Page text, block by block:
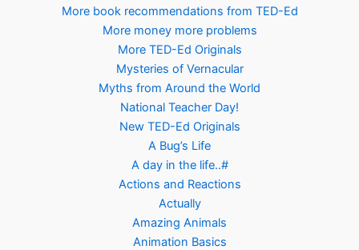
More book recommendations from TED-Ed
More money more problems
More TED-Ed Originals
Mysteries of Vernacular
Myths from Around the World
National Teacher Day!
New TED-Ed Originals
A Bug’s Life
A day in the life..#
Actions and Reactions
Actually
Amazing Animals
Animation Basics